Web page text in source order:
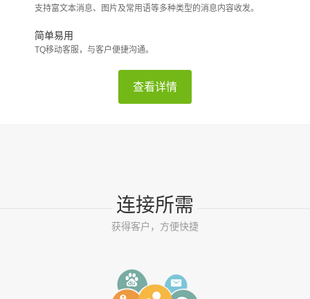
支持富文本消息、图片及常用语等多种类型的消息内容收发。
简单易用
TQ移动客服，与客户便捷沟通。
查看详情
连接所需
获得客户，方便快捷